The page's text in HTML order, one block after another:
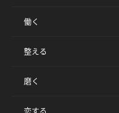
働く
整える
磨く
恋する